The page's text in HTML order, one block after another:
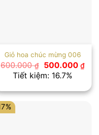
₫.
Giỏ hoa chúc mừng 006
600.000₫
Giá
gốc
là:
500.000 ₫Giá
hiện
là:
Tiết kiệm: 16.7%